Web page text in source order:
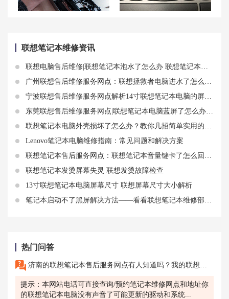
联想笔记本维修资讯
联想电脑售后维修|联想笔记本泡水了怎么办 联想笔记本泡水解决方法
广州联想售后维修服务网点：联想拯救者电脑进水了怎么办？进水保修吗？
宁波联想售后维修服务网点解析14寸联想笔记本电脑的屏幕尺寸知识
东莞联想售后维修服务网点|联想笔记本电脑蓝屏了怎么办？这里有5个有效的解决方法
联想笔记本电脑外壳损坏了怎么办？教你几招简单实用的修复方法
Lenovo笔记本电脑维修指南：常见问题和解决方案
联想笔记本售后服务网点：联想笔记本音量键卡了怎么回事？如何解决？
联想笔记本发烫屏幕失灵 联想发烫故障检查
13寸联想笔记本电脑屏幕尺寸 联想屏幕尺寸大小解析
笔记本启动不了黑屏解决方法——看看联想笔记本维修部分析
热门问答
济南的联想笔记本售后服务网点有人知道吗？我的联想笔记本无外放音是怎么回事，看视频看一半没声了。
提示：本网站电话可直接查询/预约笔记本维修网点和地址你
的联想笔记本电脑没有声音了可能更新的驱动和系统...